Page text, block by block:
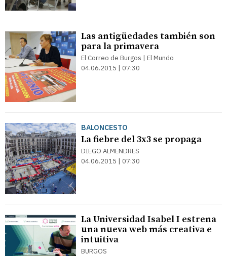
Las antigüedades también son
para la primavera
El Correo de Burgos | El Mundo
04.06.2015 | 07:30
BALONCESTO
La fiebre del 3x3 se propaga
DIEGO ALMENDRES
04.06.2015 | 07:30
La Universidad Isabel I estrena
una nueva web más creativa e
intuitiva
BURGOS